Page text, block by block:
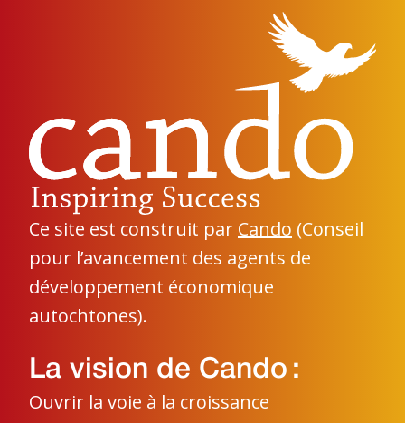
Ce site est construit par Cando (Conseil
pour l’avancement des agents de
développement économique
autochtones).
La vision de Cando :
Ouvrir la voie à la croissance